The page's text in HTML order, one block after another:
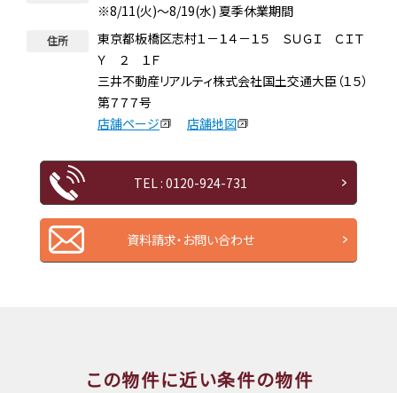
※8/11(火)～8/19(水) 夏季休業期間
住所
東京都板橋区志村１－１４－１５ ＳＵＧＩ ＣＩＴ
Ｙ ２ １Ｆ
三井不動産リアルティ株式会社国土交通大臣（１５）
第７７７号
店舗ページ
店舗地図
TEL : 0120-924-731
資料請求・お問い合わせ
この物件に近い条件の物件